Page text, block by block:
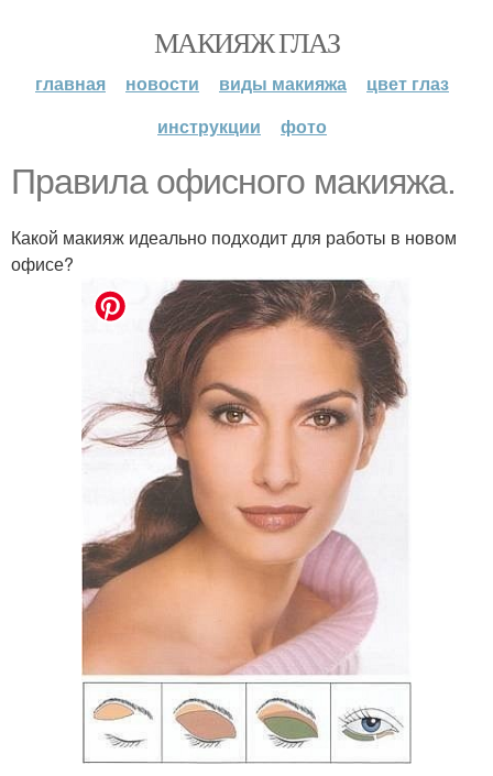
МАКИЯЖ ГЛАЗ
главная новости виды макияжа
цвет глаз
инструкции
фото
Правила офисного макияжа.
Какой макияж идеально подходит для работы в новом
офисе?